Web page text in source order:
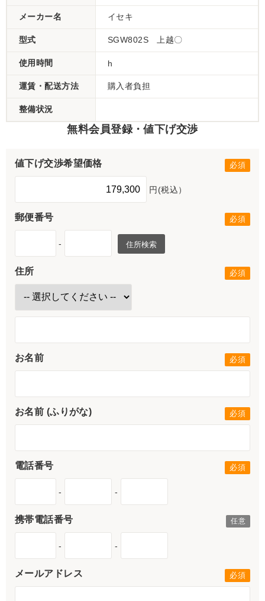
メーカー名 イセキ
型式 SGW802S 上越〇
使用時間 h
運賃・配送方法 購入者負担
整備状況
無料会員登録・値下げ交渉
値下げ交渉希望価格
円(税込）
郵便番号
- 住所検索
住所
お名前
お名前 (ふりがな)
電話番号
- -
携帯電話番号
- -
メールアドレス